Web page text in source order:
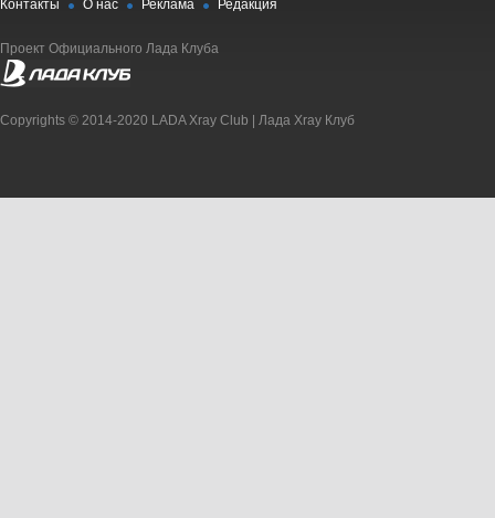
Контакты О нас Реклама Редакция
Проект Официального Лада Клуба
Copyrights © 2014-2020 LADA Xray Club | Лада Xray Клуб